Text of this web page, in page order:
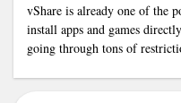
vShare is already one of the
install apps and games
going through tons of